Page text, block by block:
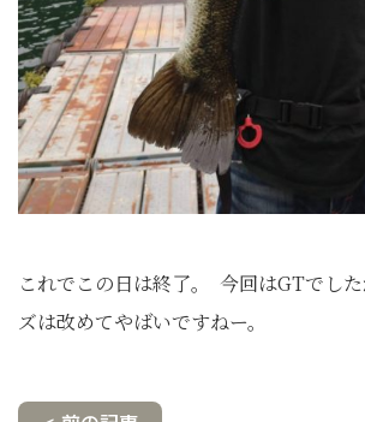
これでこの日は終了。
今回はGTでし
ズは改めてやばいですねー。